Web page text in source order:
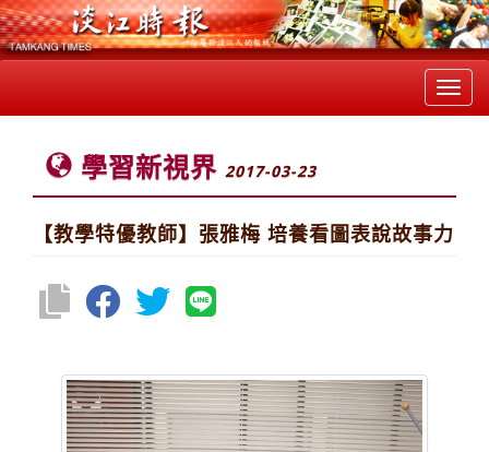
學習新視界 2017-03-23
【教學特優教師】張雅梅 培養看圖表說故事力